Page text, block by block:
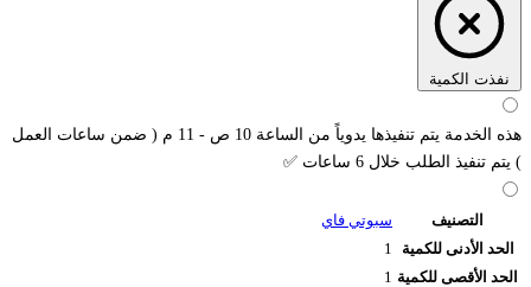
نفذت الكمية
هذه الخدمة يتم تنفيذها يدوياً من الساعة 10 ص - 11 م ( ضمن ساعات العمل
) يتم تنفيذ الطلب خلال 6 ساعات ✅
التصنيف
سبوتي فاي
الحد الأدنى للكمية
1
الحد الأقصى للكمية 1